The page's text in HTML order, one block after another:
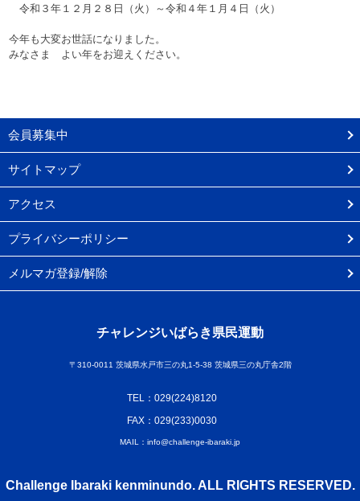
令和３年１２月２８日（火）～令和４年１月４日（火）
今年も大変お世話になりました。
みなさま よい年をお迎えください。
会員募集中
サイトマップ
アクセス
プライバシーポリシー
メルマガ登録/解除
チャレンジいばらき県民運動
〒310-0011 茨城県水戸市三の丸1-5-38 茨城県三の丸庁舎2階
TEL：029(224)8120
FAX：029(233)0030
MAIL：info@challenge-ibaraki.jp
Challenge Ibaraki kenminundo. ALL RIGHTS RESERVED.